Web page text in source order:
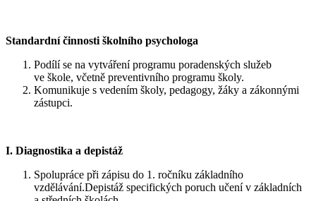
Standardní činnosti školního psychologa
Podílí se na vytváření programu poradenských služeb
ve škole, včetně preventivního programu školy.
Komunikuje s vedením školy, pedagogy, žáky a zákonnými
zástupci.
I. Diagnostika a depistáž
Spolupráce při zápisu do 1. ročníku základního
vzdělávání.Depistáž specifických poruch učení v základních